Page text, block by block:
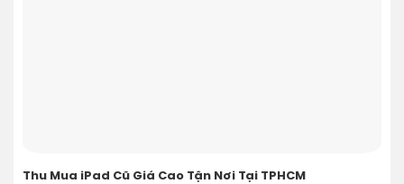
Thu Mua iPad Cũ Giá Cao Tận Nơi Tại TPHCM